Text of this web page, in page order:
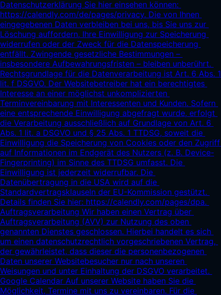
https://calendly.com/de/pages/privacy. Die von Ihnen
eingegebenen Daten verbleiben bei uns, bis Sie uns zur
Löschung auffordern, Ihre Einwilligung zur Speicherung
widerrufen oder der Zweck für die Datenspeicherung
entfällt. Zwingende gesetzliche Bestimmungen –
insbesondere Aufbewahrungsfristen – bleiben unberührt.
Rechtsgrundlage für die Datenverarbeitung ist Art. 6 Abs. 1
lit. f DSGVO. Der Websitebetreiber hat ein berechtigtes
Interesse an einer möglichst unkomplizierten
Terminvereinbarung mit Interessenten und Kunden. Sofern
eine entsprechende Einwilligung abgefragt wurde, erfolgt
die Verarbeitung ausschließlich auf Grundlage von Art. 6
Abs. 1 lit. a DSGVO und § 25 Abs. 1 TTDSG, soweit die
Einwilligung die Speicherung von Cookies oder den Zugriff
auf Informationen im Endgerät des Nutzers (z. B. Device-
Fingerprinting) im Sinne des TTDSG umfasst. Die
Einwilligung ist jederzeit widerrufbar. Die
Datenübertragung in die USA wird auf die
Standardvertragsklauseln der EU-Kommission gestützt.
Details finden Sie hier: https://calendly.com/pages/dpa.
Auftragsverarbeitung Wir haben einen Vertrag über
Auftragsverarbeitung (AVV) zur Nutzung des oben
genannten Dienstes geschlossen. Hierbei handelt es sich
um einen datenschutzrechtlich vorgeschriebenen Vertrag,
der gewährleistet, dass dieser die personenbezogenen
Daten unserer Websitebesucher nur nach unseren
Weisungen und unter Einhaltung der DSGVO verarbeitet.
Google Calendar Auf unserer Website haben Sie die
Möglichkeit, Termine mit uns zu vereinbaren. Für die